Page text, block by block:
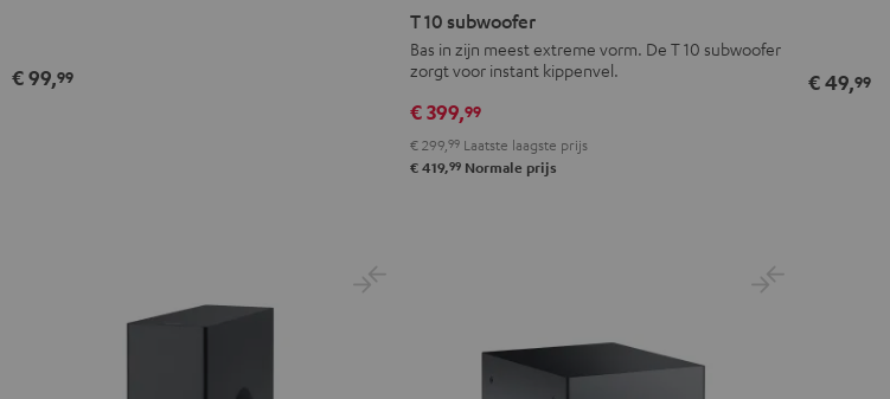
€ 99,99
10
subwoofer
Zwart
T 10 subwoofer
Bas in zijn meest extreme vorm. De T 10 subwoofer
zorgt voor instant kippenvel.
€ 399,99
€ 299, 99 Laatste laagste prijs
€ 419,99 Normale prijs
€ 49,99